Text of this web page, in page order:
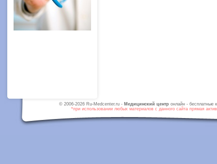
© 2006-2026 Ru-Medcenter.ru - Медицинский центр онлайн - бесплатные
*при использовании любых материалов с данного сайта прямая